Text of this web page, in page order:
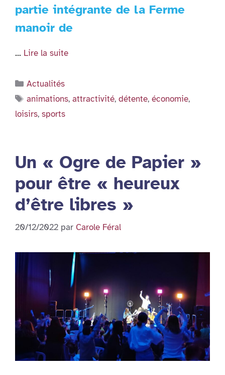
partie intégrante de la Ferme
manoir de
… Lire la suite
Catégories
Actualités
Étiquettes
animations,attractivité,détente,économie,
loisirs, sports
Un « Ogre de Papier »
pour être « heureux
d’être libres »
20/12/2022 par Carole Féral